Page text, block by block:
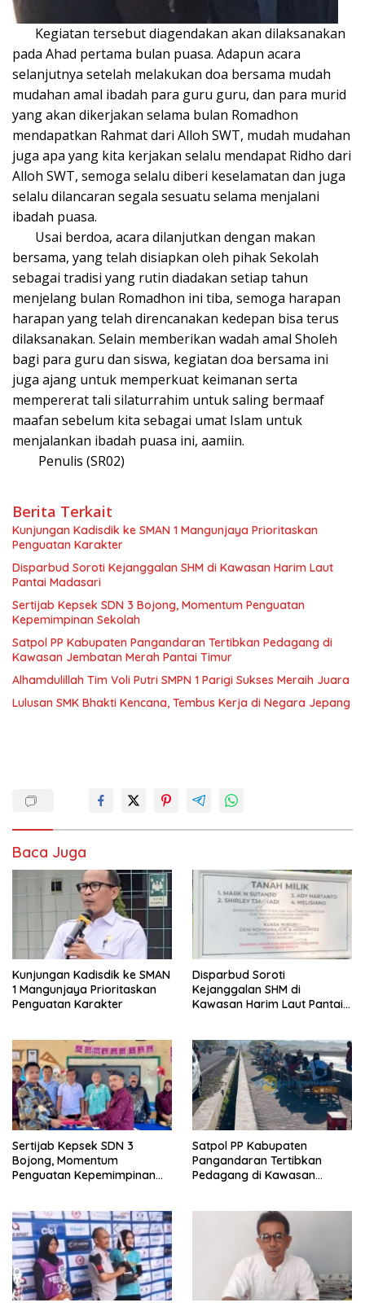
Kegiatan tersebut diagendakan akan dilaksanakan
pada Ahad pertama bulan puasa. Adapun acara
selanjutnya setelah melakukan doa bersama mudah
mudahan amal ibadah para guru guru, dan para murid
yang akan dikerjakan selama bulan Romadhon
mendapatkan Rahmat dari Alloh SWT, mudah mudahan
juga apa yang kita kerjakan selalu mendapat Ridho dari
Alloh SWT, semoga selalu diberi keselamatan dan juga
selalu dilancaran segala sesuatu selama menjalani
ibadah puasa.
Usai berdoa, acara dilanjutkan dengan makan
bersama, yang telah disiapkan oleh pihak Sekolah
sebagai tradisi yang rutin diadakan setiap tahun
menjelang bulan Romadhon ini tiba, semoga harapan
harapan yang telah direncanakan kedepan bisa terus
dilaksanakan. Selain memberikan wadah amal Sholeh
bagi para guru dan siswa, kegiatan doa bersama ini
juga ajang untuk memperkuat keimanan serta
mempererat tali silaturrahim untuk saling bermaaf
maafan sebelum kita sebagai umat Islam untuk
menjalankan ibadah puasa ini, aamiin.
Penulis (SR02)
Berita Terkait
Kunjungan Kadisdik ke SMAN 1 Mangunjaya Prioritaskan
Penguatan Karakter
Disparbud Soroti Kejanggalan SHM di Kawasan Harim Laut
Pantai Madasari
Sertijab Kepsek SDN 3 Bojong, Momentum Penguatan
Kepemimpinan Sekolah
Satpol PP Kabupaten Pangandaran Tertibkan Pedagang di
Kawasan Jembatan Merah Pantai Timur
Alhamdulillah Tim Voli Putri SMPN 1 Parigi Sukses Meraih Juara
Lulusan SMK Bhakti Kencana, Tembus Kerja di Negara Jepang
Baca Juga
Kunjungan Kadisdik ke SMAN
1 Mangunjaya Prioritaskan
Penguatan Karakter
Disparbud Soroti
Kejanggalan SHM di
Kawasan Harim Laut Pantai
Sertijab Kepsek SDN 3
Bojong, Momentum
Penguatan Kepemimpinan
Satpol PP Kabupaten
Pangandaran Tertibkan
Pedagang di Kawasan